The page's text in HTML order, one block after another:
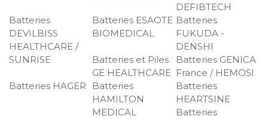
DEFIBTECH
Batteries
DEVILBISS
HEALTHCARE /
SUNRISE
Batteries ESAOTE
BIOMEDICAL
Batteries
FUKUDA -
DENSHI
Batteries et Piles
GE HEALTHCARE
Batteries GENICA
France / HEMOSI
Batteries HAGER
Batteries
HAMILTON
MEDICAL
Batteries
HEARTSINE
Batteries